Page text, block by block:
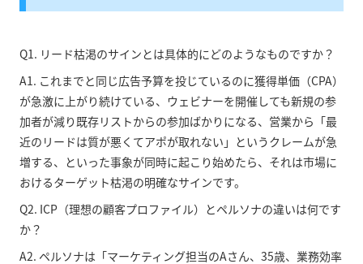
Q1. リード枯渇のサインとは具体的にどのようなものですか？
A1. これまでと同じ広告予算を投じているのに獲得単価（CPA）
が急激に上がり続けている、ウェビナーを開催しても新規の参
加者が減り既存リストからの参加ばかりになる、営業から「最
近のリードは質が悪くてアポが取れない」というクレームが急
増する、といった事象が同時に起こり始めたら、それは市場に
おけるターゲット枯渇の明確なサインです。
Q2. ICP（理想の顧客プロファイル）とペルソナの違いは何です
か？
A2. ペルソナは「マーケティング担当のAさん、35歳、業務効率